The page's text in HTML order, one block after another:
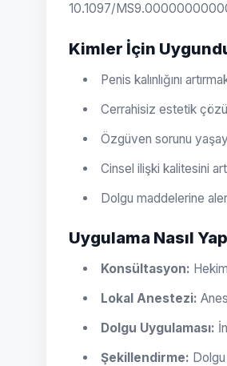
10.1097/
Kimler İçin
Penis kalınlığını
Cerrahisiz estetik
Özgüven sorunu
Cinsel ilişki kalitesini
Dolgu maddelerine
Uygulama Nasıl
Konsültasyon:
Lokal Anestezi:
Dolgu Uygulaması:
Şekillendirme: Dolgu